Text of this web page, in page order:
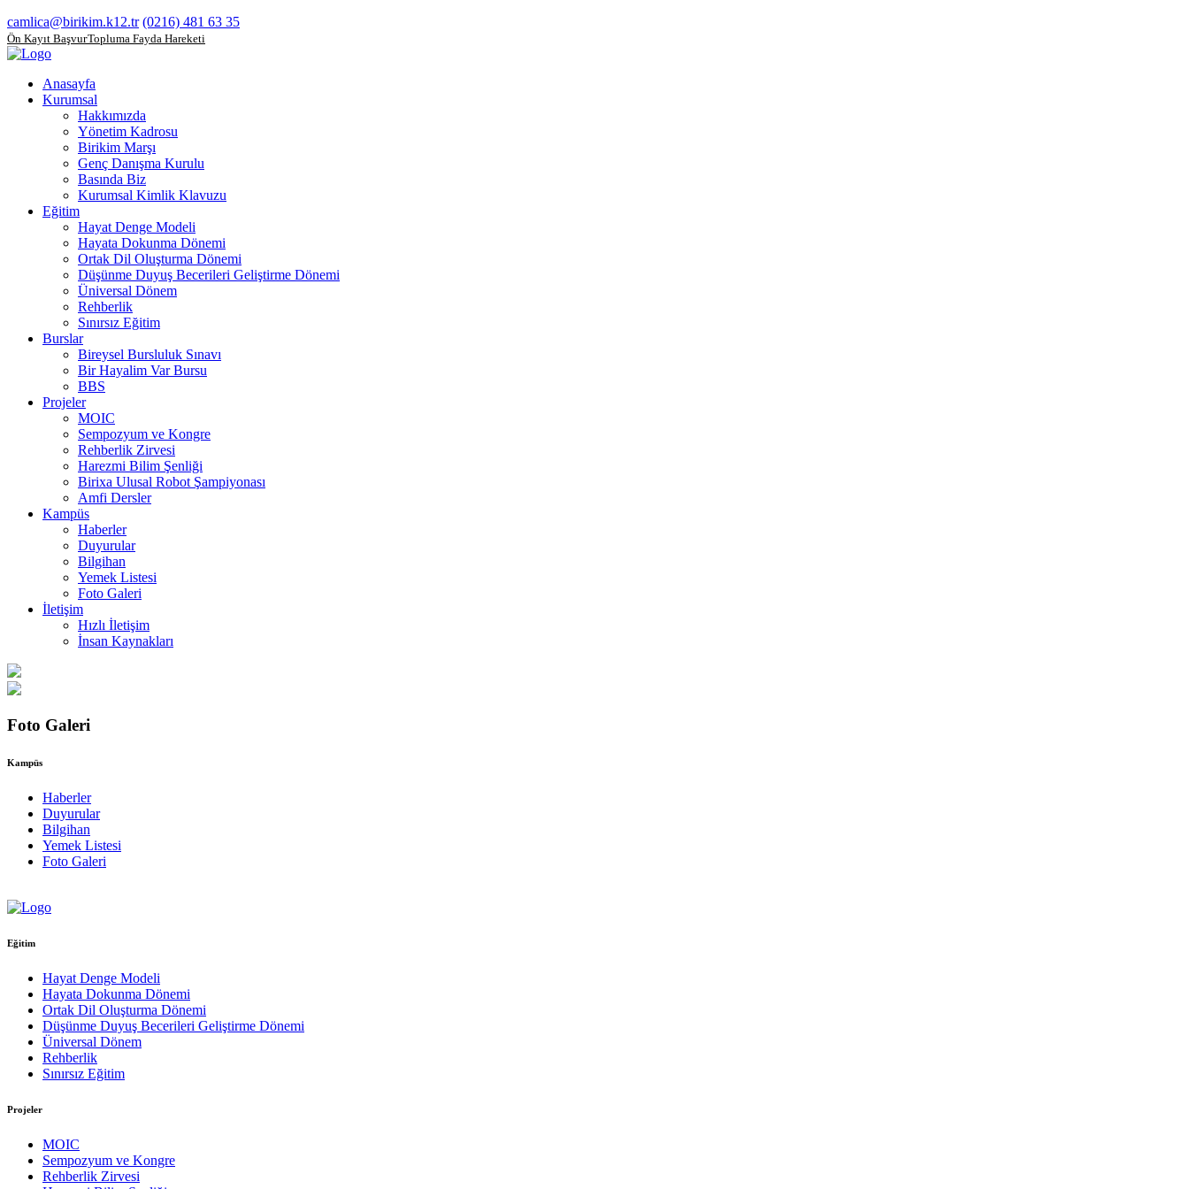
camlica@birikim.k12.tr (0216) 481 63 35
Ön Kayıt BaşvuruTopluma Fayda Hareketi
Anasayfa
Kurumsal
Hakkımızda
Yönetim Kadrosu
Birikim Marşı
Genç Danışma Kurulu
Basında Biz
Kurumsal Kimlik Klavuzu
Eğitim
Hayat Denge Modeli
Hayata Dokunma Dönemi
Ortak Dil Oluşturma Dönemi
Düşünme Duyuş Becerileri Geliştirme Dönemi
Üniversal Dönem
Rehberlik
Sınırsız Eğitim
Burslar
Bireysel Bursluluk Sınavı
Bir Hayalim Var Bursu
BBS
Projeler
MOIC
Sempozyum ve Kongre
Rehberlik Zirvesi
Harezmi Bilim Şenliği
Birixa Ulusal Robot Şampiyonası
Amfi Dersler
Kampüs
Haberler
Duyurular
Bilgihan
Yemek Listesi
Foto Galeri
İletişim
Hızlı İletişim
İnsan Kaynakları
Foto Galeri
Kampüs
Haberler
Duyurular
Bilgihan
Yemek Listesi
Foto Galeri
Eğitim
Hayat Denge Modeli
Hayata Dokunma Dönemi
Ortak Dil Oluşturma Dönemi
Düşünme Duyuş Becerileri Geliştirme Dönemi
Üniversal Dönem
Rehberlik
Sınırsız Eğitim
Projeler
MOIC
Sempozyum ve Kongre
Rehberlik Zirvesi